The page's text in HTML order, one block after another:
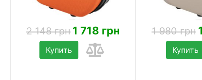
2 148 грн 1 718 грн
Купить
1 980 грн
Купить